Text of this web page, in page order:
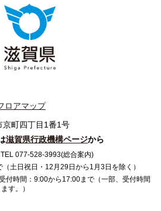
ロアマップ
京町四丁目1番1号
滋賀県行政機構ページから
077-528-3993(総合案内)
土日祝日・12月29日から1月3日を除く）
付時間：9:00から17:00まで（一部、受付時間
す。）